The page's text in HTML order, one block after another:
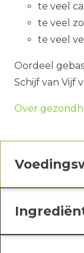
te veel
te veel
te veel
Oordeel
Schijf van Vijf
Over